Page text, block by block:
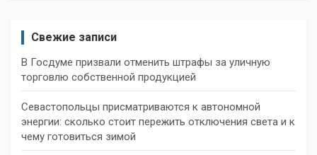
Свежие записи
В Госдуме призвали отменить штрафы за уличную
торговлю собственной продукцией
Севастопольцы присматриваются к автономной
энергии: сколько стоит пережить отключения света и к
чему готовиться зимой